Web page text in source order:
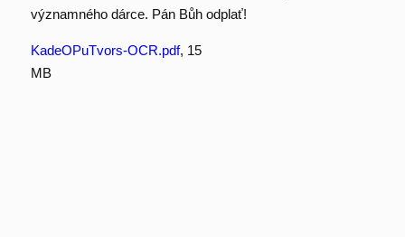
významného dárce. Pán Bůh odplať!
KadeOPuTvors-OCR.pdf, 15
MB